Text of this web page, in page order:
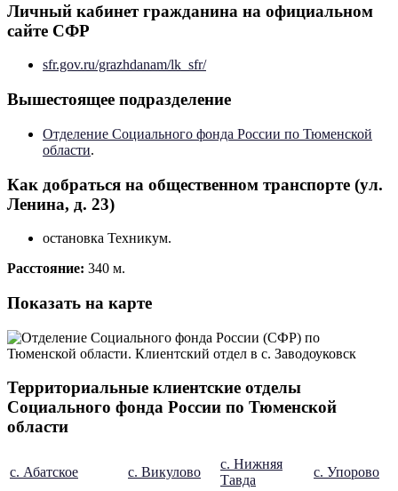
Личный кабинет гражданина на официальном
сайте СФР
sfr.gov.ru/grazhdanam/lk_sfr/
Вышестоящее подразделение
Отделение Социального фонда России по Тюменской
области.
Как добраться на общественном транспорте (ул.
Ленина, д. 23)
остановка Техникум.
Расстояние: 340 м.
Показать на карте
Территориальные клиентские отделы
Социального фонда России по Тюменской
области
с. Абатское с. Викулово
с. Нижняя
Тавда
с. Упорово